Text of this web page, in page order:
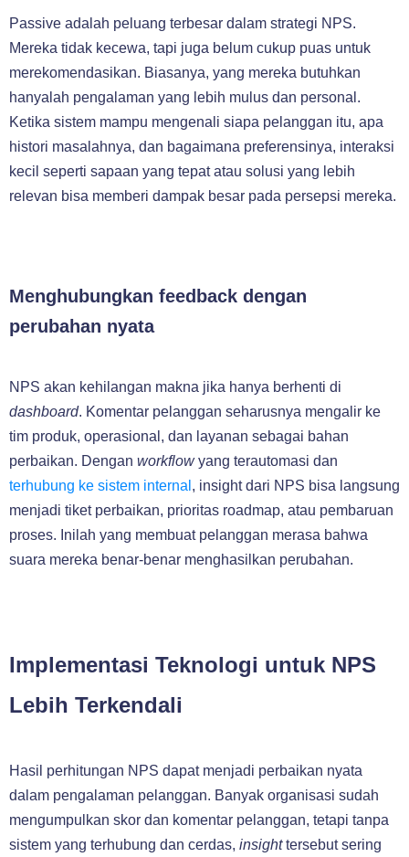
Passive adalah peluang terbesar dalam strategi NPS.
Mereka tidak kecewa, tapi juga belum cukup puas untuk
merekomendasikan. Biasanya, yang mereka butuhkan
hanyalah pengalaman yang lebih mulus dan personal.
Ketika sistem mampu mengenali siapa pelanggan itu, apa
histori masalahnya, dan bagaimana preferensinya, interaksi
kecil seperti sapaan yang tepat atau solusi yang lebih
relevan bisa memberi dampak besar pada persepsi mereka.
Menghubungkan feedback dengan
perubahan nyata
NPS akan kehilangan makna jika hanya berhenti di
dashboard. Komentar pelanggan seharusnya mengalir ke
tim produk, operasional, dan layanan sebagai bahan
perbaikan. Dengan workflowyang terautomasi dan
terhubung ke sistem internal , insight dari NPS bisa langsung
menjadi tiket perbaikan, prioritas roadmap, atau pembaruan
proses. Inilah yang membuat pelanggan merasa bahwa
suara mereka benar-benar menghasilkan perubahan.
Implementasi Teknologi untuk NPS
Lebih Terkendali
Hasil perhitungan NPS dapat menjadi perbaikan nyata
dalam pengalaman pelanggan. Banyak organisasi sudah
mengumpulkan skor dan komentar pelanggan, tetapi tanpa
sistem yang terhubung dan cerdas, insighttersebut sering